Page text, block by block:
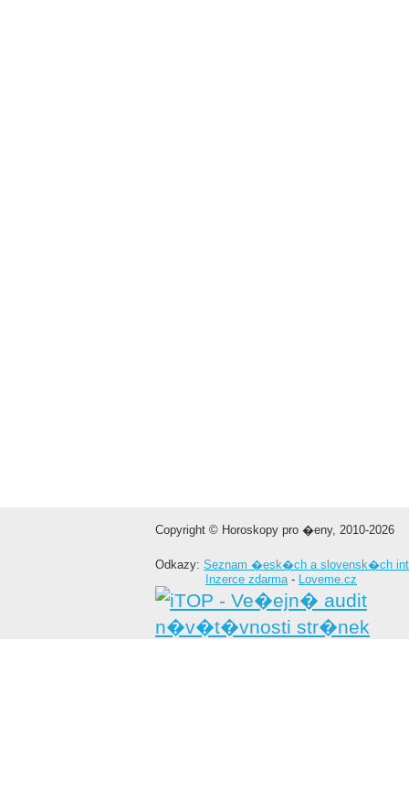
Copyright © Horoskopy pro �eny, 2010-2026
Odkazy: Seznam �esk�ch a slovensk�ch
Inzerce zdarma- Loveme.cz